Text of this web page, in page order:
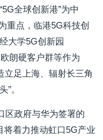
全球创新港”为中
重点，临港5G科技创
大学5G创新园
朗硬客户群等作为
立足上海、辐射长三角
”。
区政府与华为签署的
将着力推动虹口5G产业